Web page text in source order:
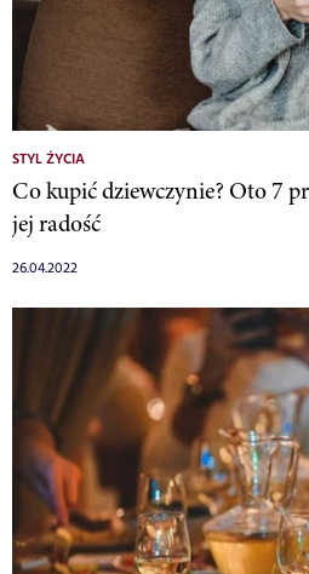
STYL ŻYCIA
Co kupić dziewczynie? Oto 7
jej radość
26.04.2022